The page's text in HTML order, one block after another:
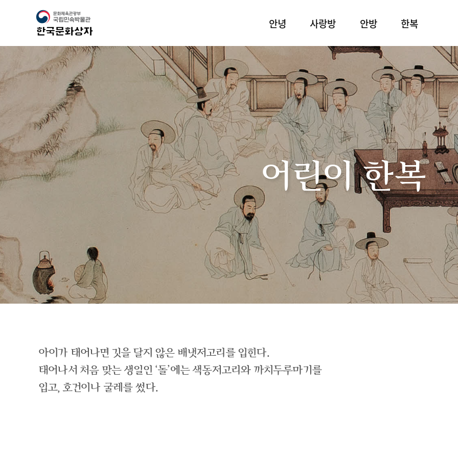
안녕 사랑방 안방 한복
어린이 한복
아이가 태어나면 깃을 달지 않은 배냇저고리를 입힌다.
태어나서 처음 맞는 생일인 ‘돌’에는 색동저고리와 까치두루마기를
입고, 호건이나 굴레를 썼다.